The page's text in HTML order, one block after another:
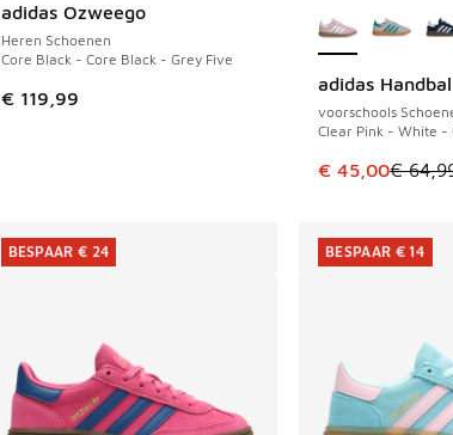
adidas Ozweego
Heren Schoenen
Core Black - Core Black - Grey Five
€ 119,99
adidas
voorschools
Clear Pink - White -
Dit artikel is in
€ 45,00€
BESPAAR € 19
BESPAAR € 24 BESPAAR € 14